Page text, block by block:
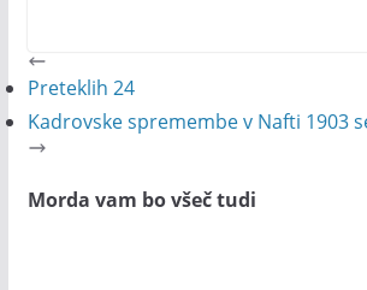
Preteklih 24
Kadrovske spremembe v Nafti 1903
Morda vam bo všeč tudi